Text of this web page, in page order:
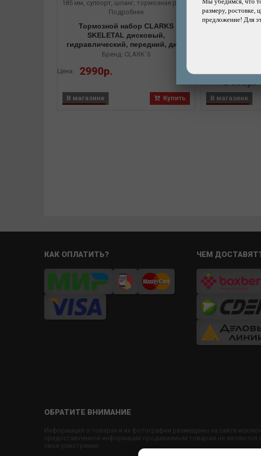
размеру, ростовке,
предложение! Для
Подробнее
Тормозной набор CLARKS
SKELETAL дисковый,
гидравлический, передний, диск
185 мм, суппорт, шланг,
Бренд: CLARK`S
Цена: 2990р.
Купить
В магазине
Тормозной
задний,
2900р.
3430р.
В магазине
КАК ОПЛАТИТЬ? ЧЕМ
ОБРАТИТЕ ВНИМАНИЕ
Информация о товарах и их фотографии размещены на сайте
предоставленной информации продаваемым товарам не являются
свое усмотрение.